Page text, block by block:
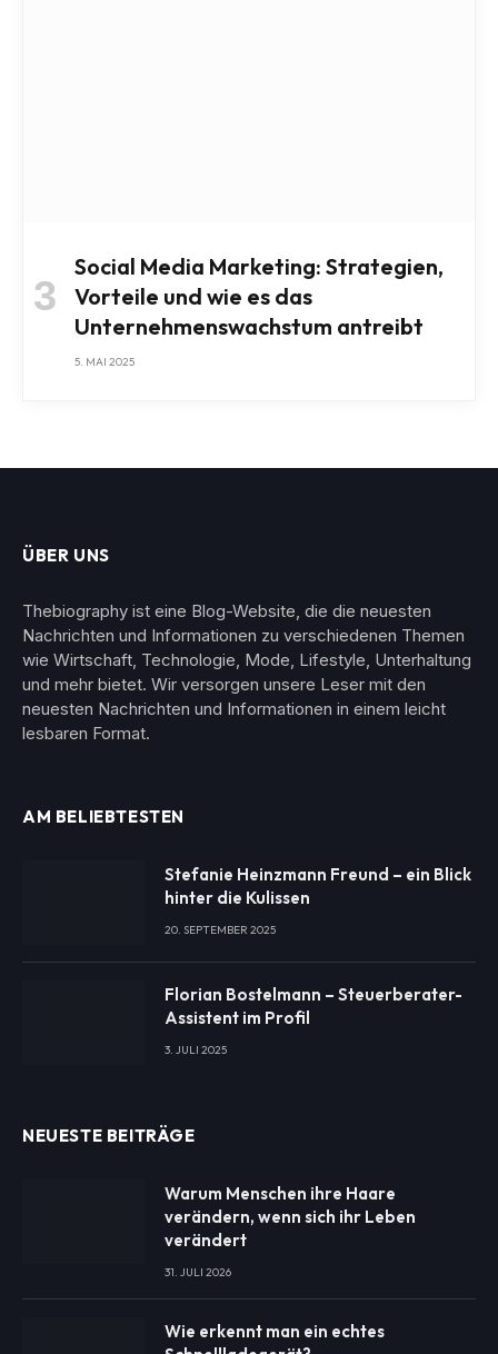
Social Media Marketing: Strategien,
Vorteile und wie es das
Unternehmenswachstum antreibt
5. MAI 2025
ÜBER UNS
Thebiography ist eine Blog-Website, die die neuesten
Nachrichten und Informationen zu verschiedenen Themen
wie Wirtschaft, Technologie, Mode, Lifestyle, Unterhaltung
und mehr bietet. Wir versorgen unsere Leser mit den
neuesten Nachrichten und Informationen in einem leicht
lesbaren Format.
AM BELIEBTESTEN
Stefanie Heinzmann Freund – ein Blick
hinter die Kulissen
20. SEPTEMBER 2025
Florian Bostelmann – Steuerberater-
Assistent im Profil
3. JULI 2025
NEUESTE BEITRÄGE
Warum Menschen ihre Haare
verändern, wenn sich ihr Leben
verändert
31. JULI 2026
Wie erkennt man ein echtes